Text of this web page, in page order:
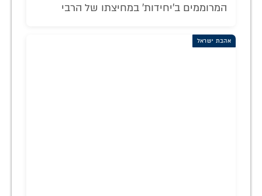
המרוממים ב'יחידות' במחיצתו של הרבי
אהבת ישראל